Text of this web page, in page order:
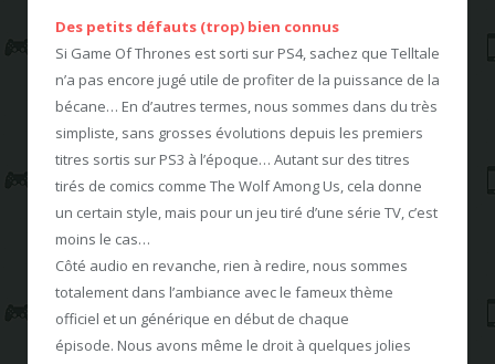
Des petits défauts (trop) bien connus
Si Game Of Thrones est sorti sur PS4, sachez que Telltale
n’a pas encore jugé utile de profiter de la puissance de la
bécane… En d’autres termes, nous sommes dans du très
simpliste, sans grosses évolutions depuis les premiers
titres sortis sur PS3 à l’époque… Autant sur des titres
tirés de comics comme The Wolf Among Us, cela donne
un certain style, mais pour un jeu tiré d’une série TV, c’est
moins le cas…
Côté audio en revanche, rien à redire, nous sommes
totalement dans l’ambiance avec le fameux thème
officiel et un générique en début de chaque
épisode. Nous avons même le droit à quelques jolies